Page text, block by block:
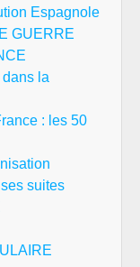
Espagnole
GUERRE
dans la
: les 50
suites